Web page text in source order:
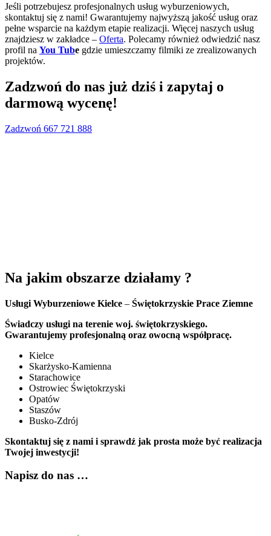
Jeśli potrzebujesz profesjonalnych usług wyburzeniowych,
skontaktuj się z nami! Gwarantujemy najwyższą jakość usług oraz
pełne wsparcie na każdym etapie realizacji. Więcej naszych usług
znajdziesz w zakładce – Oferta. Polecamy również odwiedzić nasz
profil na You Tube gdzie umieszczamy filmiki ze zrealizowanych
projektów.
Zadzwoń do nas już dziś i zapytaj o
darmową wycenę!
Zadzwoń 667 721 888
Na jakim obszarze działamy ?
Usługi Wyburzeniowe Kielce – Świętokrzyskie Prace Ziemne
Świadczy usługi na terenie woj. świętokrzyskiego.
Gwarantujemy profesjonalną oraz owocną współpracę.
Kielce
Skarżysko-Kamienna
Starachowice
Ostrowiec Świętokrzyski
Opatów
Staszów
Busko-Zdrój
Skontaktuj się z nami i sprawdź jak prosta może być realizacja
Twojej inwestycji!
Napisz do nas …